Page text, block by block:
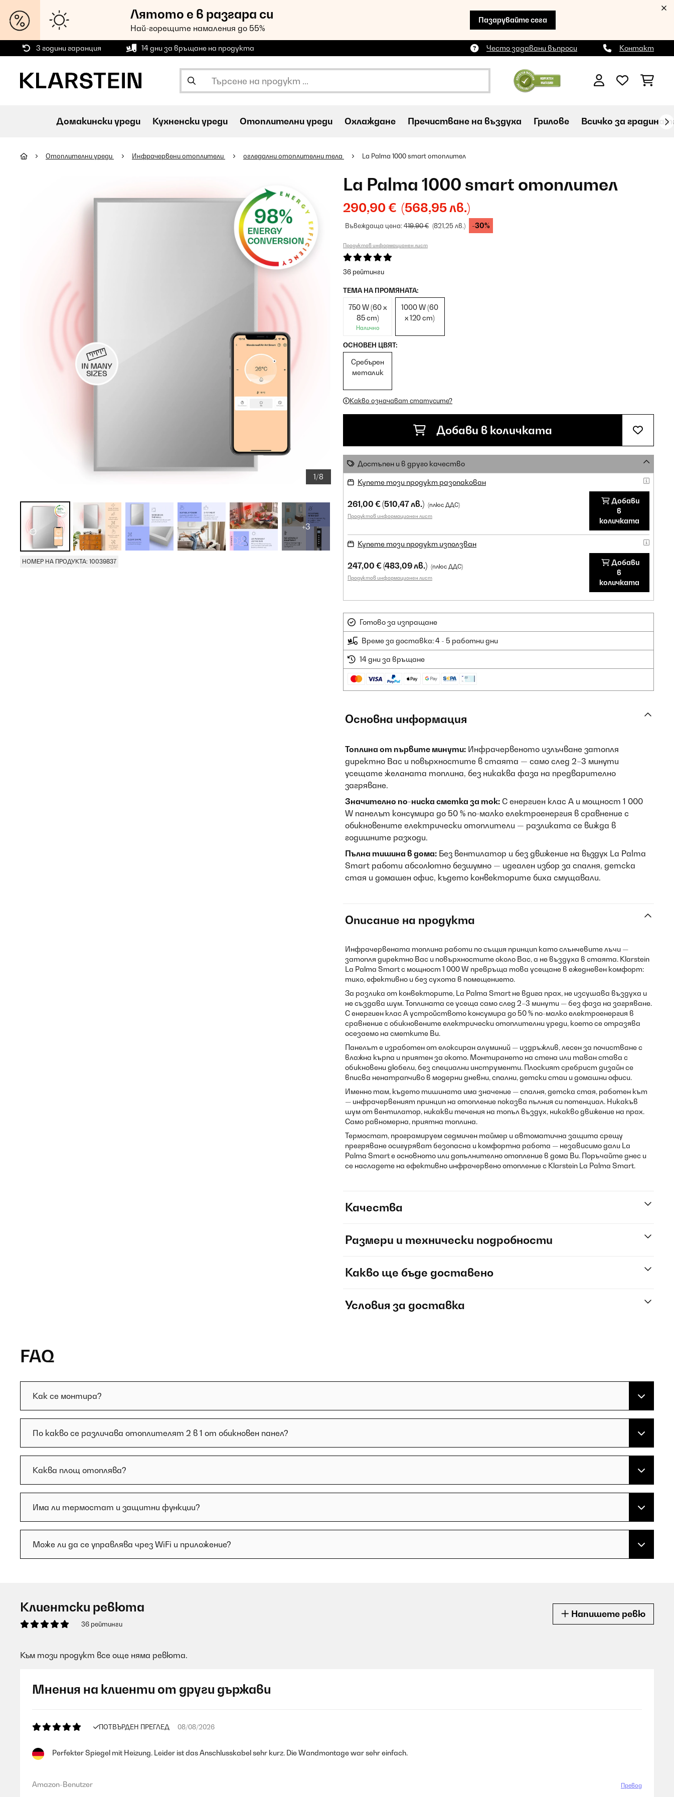
Лятото е в разгара си
Най-горещите намаления до 55%
Пазарувайте сега
3 години гаранция 14 дни за връщане на продукта Често задавани въпроси Контакт
Домакински уреди Кухненски уреди Oтоплителни уреди Охлаждане Пречистване на въздуха Грилове Всичко за
Oтоплителни уреди Инфрачервени отоплители огледални отоплителни тела La Palma 1000 smart отоплител
1/8
+3
НОМЕР НА ПРОДУКТА: 10039837
La Palma 1000 smart отоплител
290,90 € (568,95 лв.)
Въвеждаща цена:419,90 € (821,25 лв.) -30%
Продуктов информационен лист
36 рейтинги
ТЕМА НА ПРОМЯНАТА:
750 W (60 x
85 cm)
Налично
1000 W (60
x 120 cm)
ОСНОВЕН ЦВЯТ:
Сребърен
металик
Какво означават статусите?
Добави в количката
Достъпен и в друго качество
Купете този продукт разопакован
261,00 €(510,47 лв.) (плюс ДДС)
Продуктов информационен лист
Добави
в
количката
Купете този продукт използван
247,00 €(483,09 лв.) (плюс ДДС)
Продуктов информационен лист
Добави
в
количката
Готово за изпращане
Време за доставка: 4 - 5 работни дни
14 дни за връщане
Основна информация
Топлина от първите минути: Инфрачервеното излъчване затопля
директно Вас и повърхностите в стаята — само след 2–3 минути
усещате желаната топлина, без никаква фаза на предварително
загряване.
Значително по-ниска сметка за ток: С енергиен клас А и мощност 1 000
W панелът консумира до 50 % по-малко електроенергия в сравнение с
обикновените електрически отоплители — разликата се вижда в
годишните разходи.
Пълна тишина в дома: Без вентилатор и без движение на въздух La Palma
Smart работи абсолютно безшумно — идеален избор за спалня, детска
стая и домашен офис, където конвекторите биха смущавали.
Описание на продукта
Инфрачервената топлина работи по същия принцип като слънчевите лъчи —
затопля директно Вас и повърхностите около Вас, а не въздуха в стаята. Klarstein
La Palma Smart с мощност 1 000 W превръща това усещане в ежедневен комфорт:
тихо, ефективно и без сухота в помещението.
За разлика от конвекторите, La Palma Smart не вдига прах, не изсушава въздуха и
не създава шум. Топлината се усеща само след 2–3 минути — без фаза на загряване.
С енергиен клас А устройството консумира до 50 % по-малко електроенергия в
сравнение с обикновените електрически отоплителни уреди, което се отразява
осезаемо на сметките Ви.
Панелът е изработен от елоксиран алуминий — издръжлив, лесен за почистване с
влажна кърпа и приятен за окото. Монтирането на стена или таван става с
обикновени дюбели, без специални инструменти. Плоският сребрист дизайн се
вписва ненатрапчиво в модерни дневни, спални, детски стаи и домашни офиси.
Именно там, където тишината има значение — спалня, детска стая, работен кът
— инфрачервеният принцип на отопление показва пълния си потенциал. Никакъв
шум от вентилатор, никакви течения на топъл въздух, никакво движение на прах.
Само равномерна, приятна топлина.
Термостат, програмируем седмичен таймер и автоматична защита срещу
прегряване осигуряват безопасна и комфортна работа — независимо дали La
Palma Smart е основното или допълнително отопление в дома Ви. Поръчайте днес и
се насладете на ефективно инфрачервено отопление с Klarstein La Palma Smart.
Качества
Размери и технически подробности
Какво ще бъде доставено
Условия за доставка
FAQ
Как се монтира?
По какво се различава отоплителят 2 в 1 от обикновен панел?
Каква площ отоплява?
Има ли термостат и защитни функции?
Може ли да се управлява чрез WiFi и приложение?
Клиентски ревюта
36 рейтинги
Напишете ревю
Към този продукт все още няма ревюта.
Мнения на клиенти от други държави
ПОТВЪРДЕН ПРЕГЛЕД 08/08/2026
Perfekter Spiegel mit Heizung. Leider ist das Anschlusskabel sehr kurz. Die Wandmontage war sehr einfach.
Amazon-Benutzer Превод